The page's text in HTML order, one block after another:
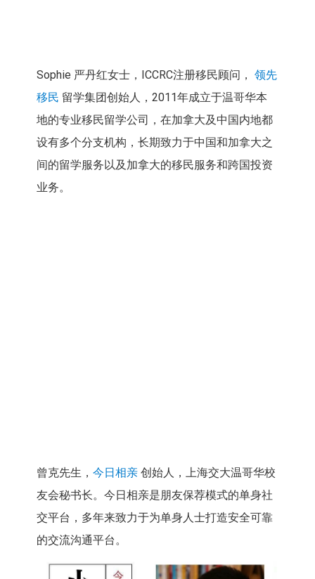
Sophie 严丹红女士，ICCRC注册移民顾问， 领先
移民 留学集团创始人，2011年成立于温哥华本
地的专业移民留学公司，在加拿大及中国内地都
设有多个分支机构，长期致力于中国和加拿大之
间的留学服务以及加拿大的移民服务和跨国投资
业务。
曾克先生， 今日相亲创始人，上海交大温哥华校
友会秘书长。今日相亲是朋友保荐模式的单身社
交平台，多年来致力于为单身人士打造安全可靠
的交流沟通平台。